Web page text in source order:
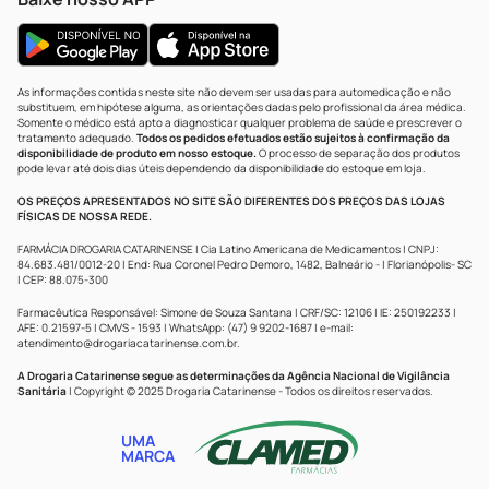
As informações contidas neste site não devem ser usadas para automedicação e não
substituem, em hipótese alguma, as orientações dadas pelo profissional da área médica.
Somente o médico está apto a diagnosticar qualquer problema de saúde e prescrever o
tratamento adequado. Todos os pedidos efetuados estão sujeitos à confirmação da
disponibilidade de produto em nosso estoque.O processo de separação dos produtos
pode levar até dois dias úteis dependendo da disponibilidade do estoque em loja.
OS PREÇOS APRESENTADOS NO SITE SÃO DIFERENTES DOS PREÇOS DAS LOJAS
FÍSICAS DE NOSSA REDE.
FARMÁCIA DROGARIA CATARINENSE | Cia Latino Americana de Medicamentos | CNPJ:
84.683.481/0012-20 | End: Rua Coronel Pedro Demoro, 1482, Balneário - | Florianópolis- SC
| CEP: 88.075-300
Farmacêutica Responsável: Simone de Souza Santana | CRF/SC: 12106 | IE: 250192233 |
AFE: 0.21597-5 | CMVS - 1593 | WhatsApp: (47) 9 9202-1687 | e-mail:
atendimento@drogariacatarinense.com.br.
A Drogaria Catarinense segue as determinações da Agência Nacional de Vigilância
Sanitária | Copyright © 2025 Drogaria Catarinense - Todos os direitos reservados.
UMA
MARCA